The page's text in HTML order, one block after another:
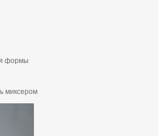
формы
миксером